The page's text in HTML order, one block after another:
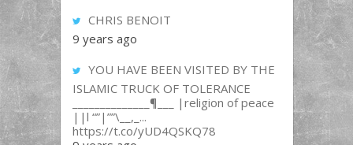
CHRIS BENOIT
9 years ago
YOU HAVE BEEN VISITED BY THE
ISLAMIC TRUCK OF TOLERANCE
______________¶___ |religion of peace
||l “”|””\__,_...
https://t.co/yUD4QSKQ78